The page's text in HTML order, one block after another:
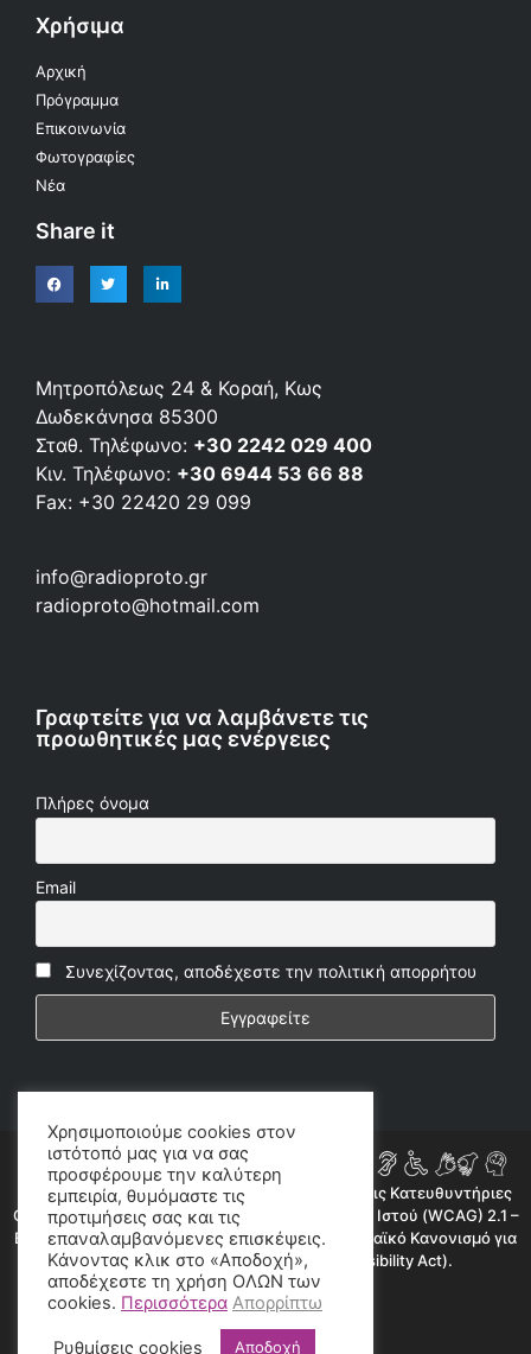
Χρήσιμα
Αρχική
Πρόγραμμα
Επικοινωνία
Φωτογραφίες
Νέα
Share it
Μητροπόλεως 24 & Κοραή, Κως
Δωδεκάνησα 85300
Σταθ. Τηλέφωνο: +30 2242 029 400
Κιν. Τηλέφωνο: +30 6944 53 66 88
Fax: +30 22420 29 099
info@radioproto.gr
radioproto@hotmail.com
Γραφτείτε για να λαμβάνετε τις
προωθητικές μας ενέργειες
Πλήρες όνομα
Email
Συνεχίζοντας, αποδέχεστε την πολιτική απορρήτου
Η ιστοσελίδα μας συμμορφώνεται εν μέρει με τις Κατευθυντήριες
Οδηγίες για την Προσβασιμότητα Περιεχομένου Ιστού (WCAG) 2.1 –
Επίπεδο AA, όπως προβλέπεται από τον Ευρωπαϊκό Κανονισμό για
την Προσβασιμότητα (European Accessibility Act).
Χρησιμοποιούμε cookies στον
ιστότοπό μας για να σας
προσφέρουμε την καλύτερη
εμπειρία, θυμόμαστε τις
προτιμήσεις σας και τις
επαναλαμβανόμενες επισκέψεις.
Κάνοντας κλικ στο «Αποδοχή»,
αποδέχεστε τη χρήση ΟΛΩΝ των
cookies. Περισσότερα Απορρίπτω
Ρυθμίσεις cookies Αποδοχή
©2020 radioproto.gr